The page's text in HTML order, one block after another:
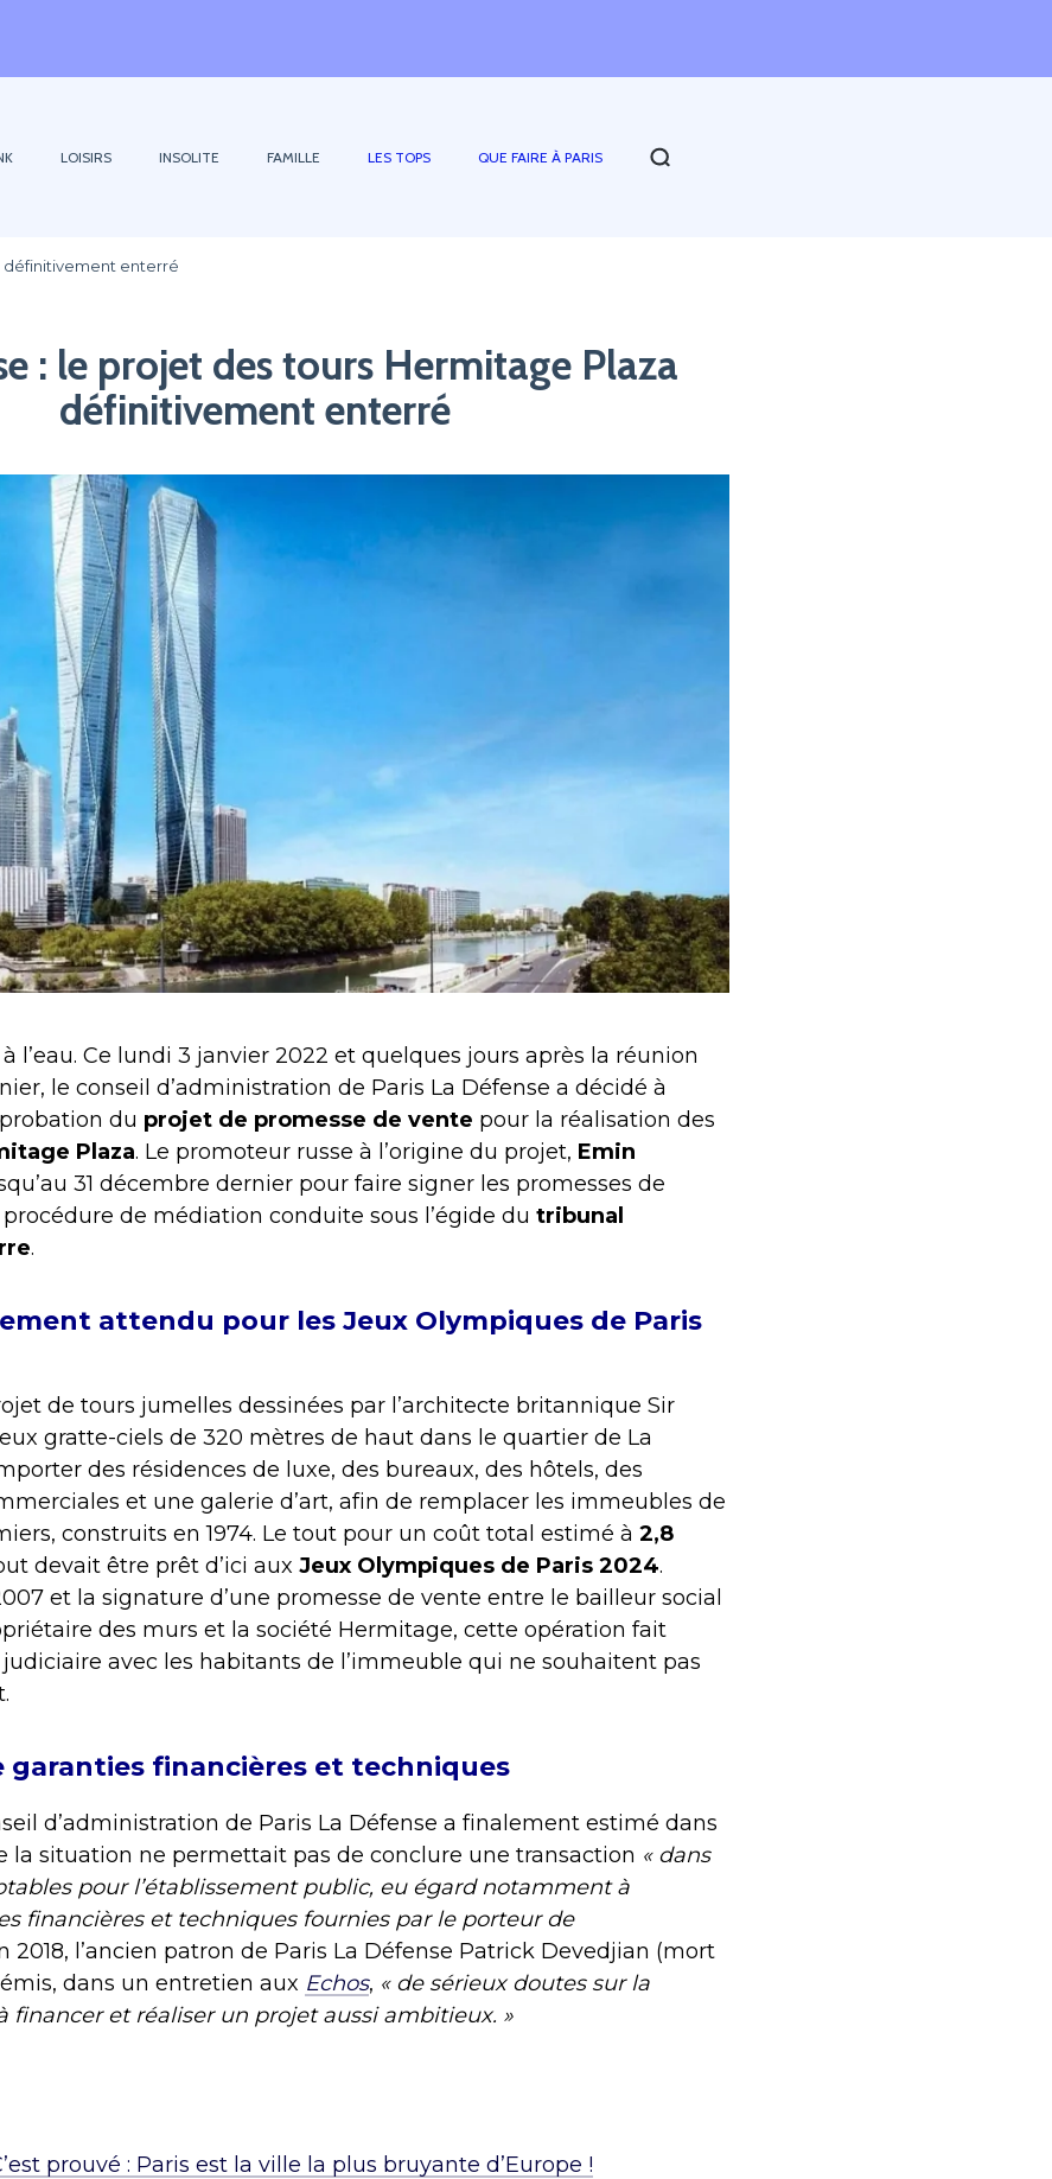
LOISIRS INSOLITE FAMILLE LES TOPS QUE FAIRE À PARIS
définitivement enterré
: le projet des tours Hermitage Plaza
définitivement enterré
l’eau. Ce lundi 3 janvier 2022 et quelques jours après la réunion
le conseil d’administration de Paris La Défense a décidé à
du projet de promesse de vente pour la réalisation des
Plaza. Le promoteur russe à l’origine du projet, Emin
31 décembre dernier pour faire signer les promesses de
procédure de médiation conduite sous l’égide du tribunal
.
attendu pour les Jeux Olympiques de Paris
de tours jumelles dessinées par l’architecte britannique Sir
gratte-ciels de 320 mètres de haut dans le quartier de La
des résidences de luxe, des bureaux, des hôtels, des
et une galerie d’art, afin de remplacer les immeubles de
construits en 1974. Le tout pour un coût total estimé à 2,8
devait être prêt d’ici aux Jeux Olympiques de Paris 2024.
et la signature d’une promesse de vente entre le bailleur social
des murs et la société Hermitage, cette opération fait
judiciaire avec les habitants de l’immeuble qui ne souhaitent pas
garanties financières et techniques
d’administration de Paris La Défense a finalement estimé dans
la situation ne permettait pas de conclure une transaction « dans
pour l’établissement public, eu égard notamment à
financières et techniques fournies par le porteur de
2018, l’ancien patron de Paris La Défense Patrick Devedjian (mort
dans un entretien aux Echos, « de sérieux doutes sur la
financer et réaliser un projet aussi ambitieux. »
prouvé : Paris est la ville la plus bruyante d’Europe !